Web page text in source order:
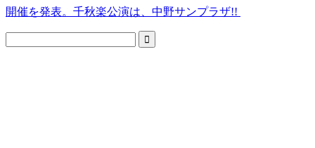
開催を発表。千秋楽公演は、中野サンプラザ!!